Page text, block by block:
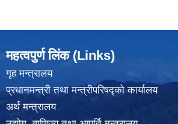
महत्वपुर्ण लिंक (Links)
गृह मन्त्रालय
प्रधानमन्त्री तथा मन्त्रीपरिषद्को कार्यालय
अर्थ मन्त्रालय